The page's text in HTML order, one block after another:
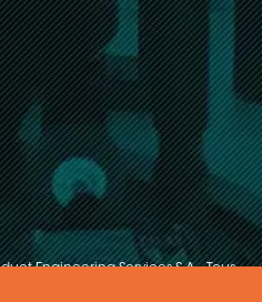
Engineering Services S.A. - Tous